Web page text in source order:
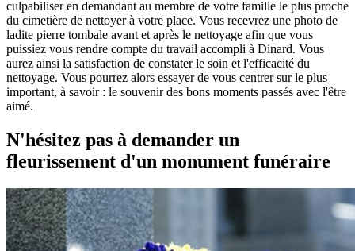
culpabiliser en demandant au membre de votre famille le plus proche
du cimetière de nettoyer à votre place. Vous recevrez une photo de
ladite pierre tombale avant et après le nettoyage afin que vous
puissiez vous rendre compte du travail accompli à Dinard. Vous
aurez ainsi la satisfaction de constater le soin et l'efficacité du
nettoyage. Vous pourrez alors essayer de vous centrer sur le plus
important, à savoir : le souvenir des bons moments passés avec l'être
aimé.
N'hésitez pas à demander un
fleurissement d'un monument funéraire